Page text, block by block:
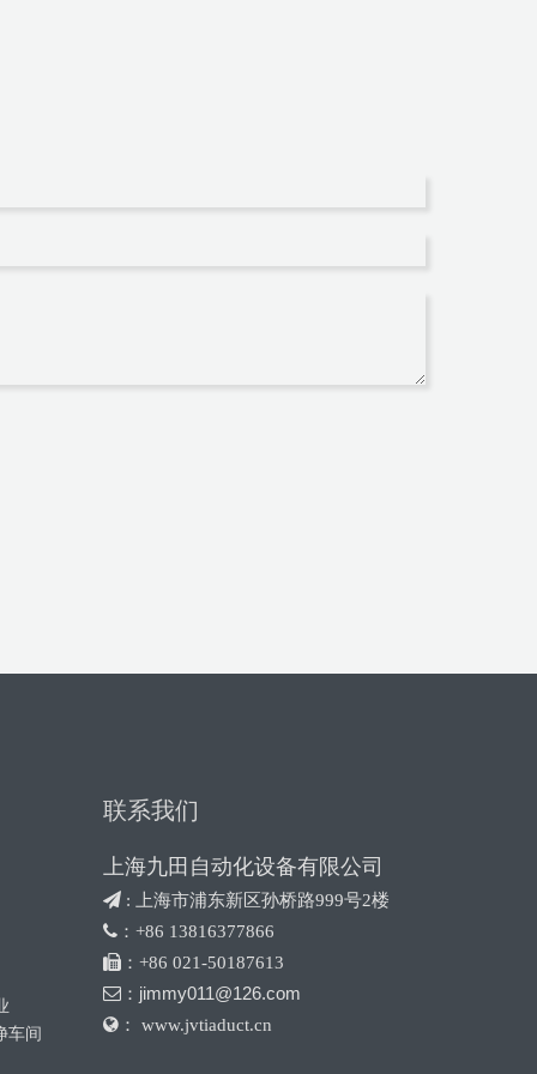
车间
联系我们
上海九田自动化设备有限公司
 :
上海市浦东新区孙桥路999号2楼
 ：+86 13816377866
 ：+86 021-50187613
 ： jimmy011@126.com
 ： www.jvtiaduct.cn